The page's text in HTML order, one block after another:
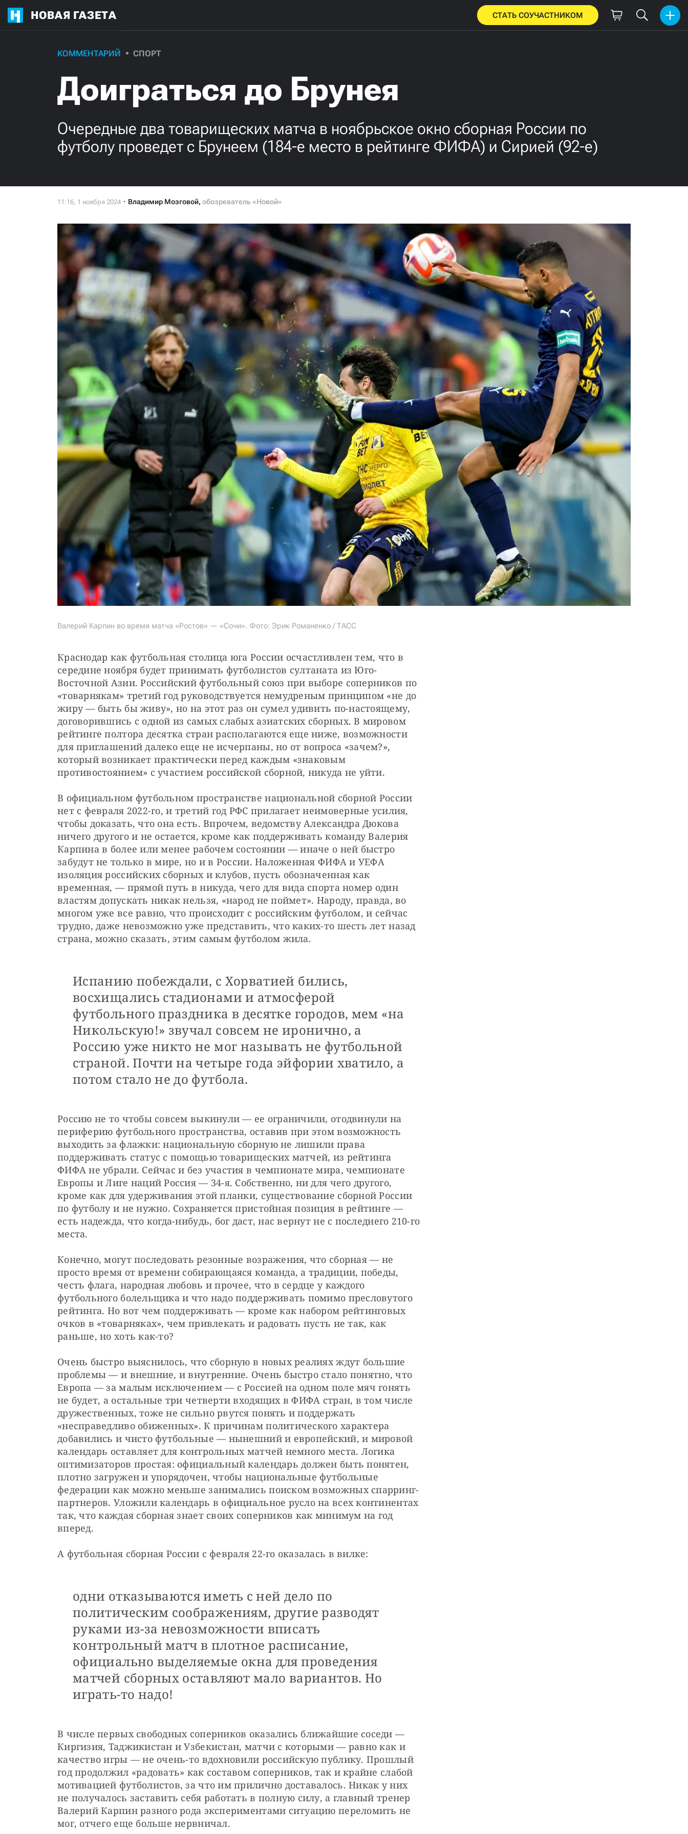
НОВАЯ ГАЗЕТА СТАТЬ СОУЧАСТНИКОМ
КОММЕНТАРИЙ СПОРТ
Доиграться до Брунея
Очередные два товарищеских матча в ноябрьское окно сборная России по
футболу проведет с Брунеем (184-е место в рейтинге ФИФА) и Сирией (92-е)
Владимир Мозговой, обозреватель «Новой»
Валерий Карпин во время матча «Ростов» — «Сочи». Фото: Эрик Романенко / ТАСС
Краснодар как футбольная столица юга России осчастливлен тем, что в
середине ноября будет принимать футболистов султаната из Юго-
Восточной Азии. Российский футбольный союз при выборе соперников по
«товарнякам» третий год руководствуется немудреным принципом «не до
жиру — быть бы живу», но на этот раз он сумел удивить по-настоящему,
договорившись с одной из самых слабых азиатских сборных. В мировом
рейтинге полтора десятка стран располагаются еще ниже, возможности
для приглашений далеко еще не исчерпаны, но от вопроса «зачем?»,
который возникает практически перед каждым «знаковым
противостоянием» с участием российской сборной, никуда не уйти.
В официальном футбольном пространстве национальной сборной России
нет с февраля 2022-го, и третий год РФС прилагает неимоверные усилия,
чтобы доказать, что она есть. Впрочем, ведомству Александра Дюкова
ничего другого и не остается, кроме как поддерживать команду Валерия
Карпина в более или менее рабочем состоянии — иначе о ней быстро
забудут не только в мире, но и в России. Наложенная ФИФА и УЕФА
изоляция российских сборных и клубов, пусть обозначенная как
временная, — прямой путь в никуда, чего для вида спорта номер один
властям допускать никак нельзя, «народ не поймет». Народу, правда, во
многом уже все равно, что происходит с российским футболом, и сейчас
трудно, даже невозможно уже представить, что каких-то шесть лет назад
страна, можно сказать, этим самым футболом жила.
Испанию побеждали, с Хорватией бились,
восхищались стадионами и атмосферой
футбольного праздника в десятке городов, мем «на
Никольскую!» звучал совсем не иронично, а
Россию уже никто не мог называть не футбольной
страной. Почти на четыре года эйфории хватило, а
потом стало не до футбола.
Россию не то чтобы совсем выкинули — ее ограничили, отодвинули на
периферию футбольного пространства, оставив при этом возможность
выходить за флажки: национальную сборную не лишили права
поддерживать статус с помощью товарищеских матчей, из рейтинга
ФИФА не убрали. Сейчас и без участия в чемпионате мира, чемпионате
Европы и Лиге наций Россия — 34-я. Собственно, ни для чего другого,
кроме как для удерживания этой планки, существование сборной России
по футболу и не нужно. Сохраняется пристойная позиция в рейтинге —
есть надежда, что когда-нибудь, бог даст, нас вернут не с последнего 210-го
места.
Конечно, могут последовать резонные возражения, что сборная — не
просто время от времени собирающаяся команда, а традиции, победы,
честь флага, народная любовь и прочее, что в сердце у каждого
футбольного болельщика и что надо поддерживать помимо пресловутого
рейтинга. Но вот чем поддерживать — кроме как набором рейтинговых
очков в «товарняках», чем привлекать и радовать пусть не так, как
раньше, но хоть как-то?
Очень быстро выяснилось, что сборную в новых реалиях ждут большие
проблемы — и внешние, и внутренние. Очень быстро стало понятно, что
Европа — за малым исключением — с Россией на одном поле мяч гонять
не будет, а остальные три четверти входящих в ФИФА стран, в том числе
дружественных, тоже не сильно рвутся понять и поддержать
«несправедливо обиженных». К причинам политического характера
добавились и чисто футбольные — нынешний и европейский, и мировой
календарь оставляет для контрольных матчей немного места. Логика
оптимизаторов простая: официальный календарь должен быть понятен,
плотно загружен и упорядочен, чтобы национальные футбольные
федерации как можно меньше занимались поиском возможных спарринг-
партнеров. Уложили календарь в официальное русло на всех континентах
так, что каждая сборная знает своих соперников как минимум на год
вперед.
А футбольная сборная России с февраля 22-го оказалась в вилке:
одни отказываются иметь с ней дело по
политическим соображениям, другие разводят
руками из-за невозможности вписать
контрольный матч в плотное расписание,
официально выделяемые окна для проведения
матчей сборных оставляют мало вариантов. Но
играть-то надо!
В числе первых свободных соперников оказались ближайшие соседи —
Киргизия, Таджикистан и Узбекистан, матчи с которыми — равно как и
качество игры — не очень-то вдохновили российскую публику. Прошлый
год продолжил «радовать» как составом соперников, так и крайне слабой
мотивацией футболистов, за что им прилично доставалось. Никак у них
не получалось заставить себя работать в полную силу, а главный тренер
Валерий Карпин разного рода экспериментами ситуацию переломить не
мог, отчего еще больше нервничал.